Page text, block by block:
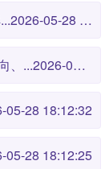
2026-05-28 18:12:46
、... 2026-05-28 18:12:38
05-28 18:12:32
05-28 18:12:25